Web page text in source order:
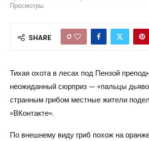
Просмотры
SHARE 0
Тихая охота в лесах под Пензой
неожиданный сюрприз — «пальцы
странным грибом местные жители
«ВКонтакте».
По внешнему виду гриб похож на